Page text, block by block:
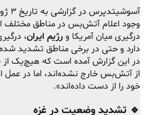
وجود اعلام آتش‌بس در مناطق مختلف
درگیری میان آمریکا و رژیم ایران،
دارد و حتی در برخی مناطق تشدید
در این گزارش آمده است که هیچ‌یک
از آتش‌بس خارج نشده‌اند، اما در عمل
خود را از دست داده‌اند».
🔹 تشدید وضعیت در غزه